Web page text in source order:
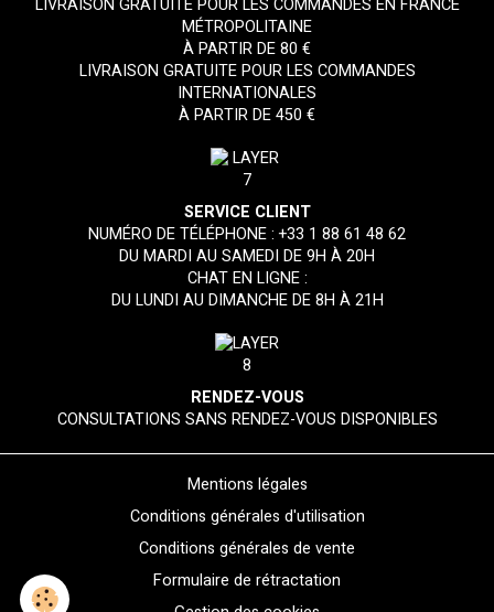
LIVRAISON GRATUITE POUR LES COMMANDES EN FRANCE
MÉTROPOLITAINE
À PARTIR DE 80 €
LIVRAISON GRATUITE POUR LES COMMANDES
INTERNATIONALES
À PARTIR DE 450 €
SERVICE CLIENT
NUMÉRO DE TÉLÉPHONE :+33 1 88 61 48 62
DU MARDI AU SAMEDI DE 9H À 20H
CHAT EN LIGNE :
DU LUNDI AU DIMANCHE DE 8H À 21H
RENDEZ-VOUS
CONSULTATIONS SANS RENDEZ-VOUS DISPONIBLES
Mentions légales
Conditions générales d'utilisation
Conditions générales de vente
Formulaire de rétractation